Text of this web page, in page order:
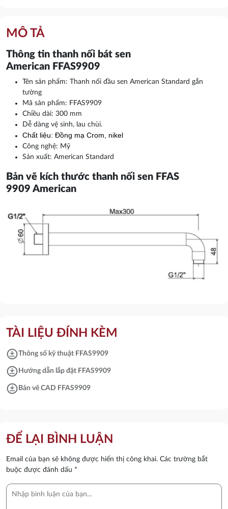
MÔ TẢ
Thông tin thanh nối bát sen
American FFAS9909
Tên sản phẩm: Thanh nối đầu sen American Standard gắn
tường
Mã sản phẩm: FFAS9909
Chiều dài: 300 mm
Dễ dàng vệ sinh, lau chùi.
Chất liệu: Đồng mạ Crom, nikel
Công nghệ: Mỹ
Sản xuất: American Standard
Bản vẽ kích thước thanh nối sen FFAS
9909 American
TÀI LIỆU ĐÍNH KÈM
download_for_offlineThông số kỹ thuật FFAS9909
download_for_offline Hướng dẫn lắp đặt FFAS9909
download_for_offline Bản vẽ CAD FFAS9909
ĐỂ LẠI BÌNH LUẬN
Email của bạn sẽ không được hiển thị công khai. Các trường bắt
buộc được đánh dấu *